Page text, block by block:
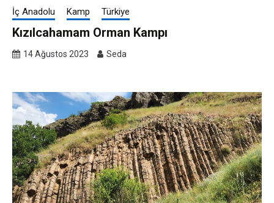
İç Anadolu Kamp Türkiye
Kızılcahamam Orman Kampı
14 Ağustos 2023 Seda